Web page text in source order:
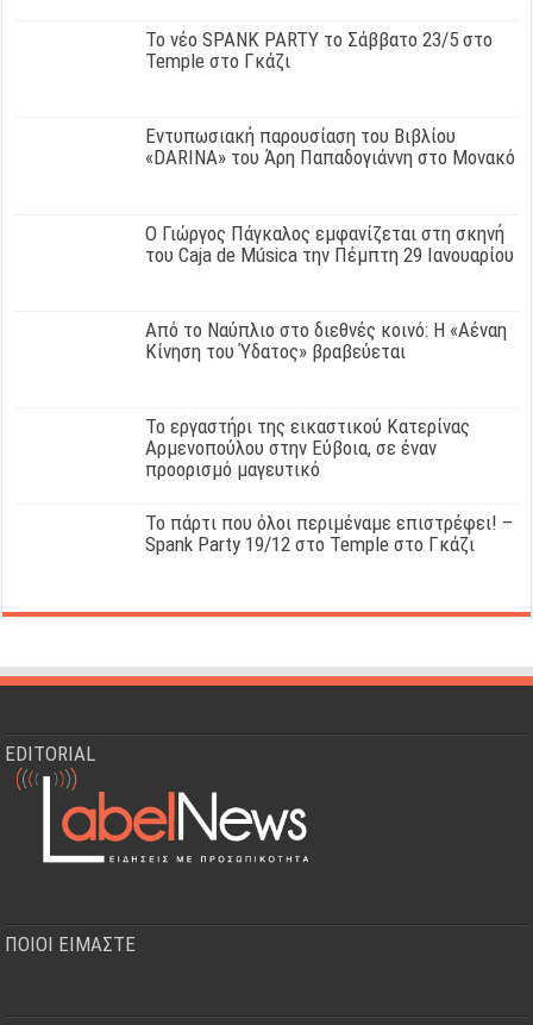
Το νέο SPANK PARTY το Σάββατο 23/5 στο
Temple στο Γκάζι
Εντυπωσιακή παρουσίαση του Βιβλίου
«DARINA» του Άρη Παπαδογιάννη στο Μονακό
Ο Γιώργος Πάγκαλος εμφανίζεται στη σκηνή
του Caja de Música την Πέμπτη 29 Ιανουαρίου
Από το Ναύπλιο στο διεθνές κοινό: Η «Αέναη
Κίνηση του Ύδατος» βραβεύεται
Το εργαστήρι της εικαστικού Κατερίνας
Αρμενοπούλου στην Εύβοια, σε έναν
προορισμό μαγευτικό
Το πάρτι που όλοι περιμέναμε επιστρέφει! –
Spank Party 19/12 στο Temple στο Γκάζι
EDITORIAL
ΠΟΙΟΙ ΕΙΜΑΣΤΕ